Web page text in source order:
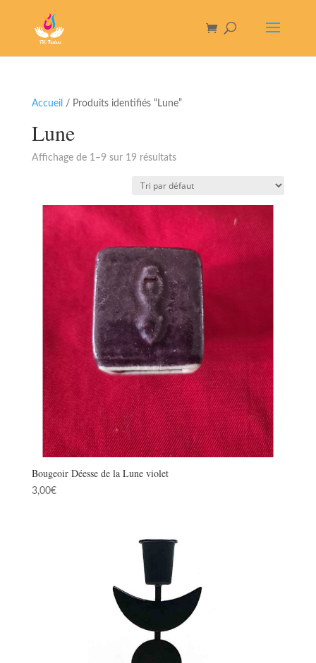
Accueil / Produits identifiés “Lune”
Lune
Affichage de 1–9 sur 19 résultats
Bougeoir Déesse de la Lune violet
3,00€